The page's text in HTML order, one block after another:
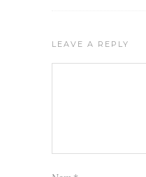
LEAVE A REPLY